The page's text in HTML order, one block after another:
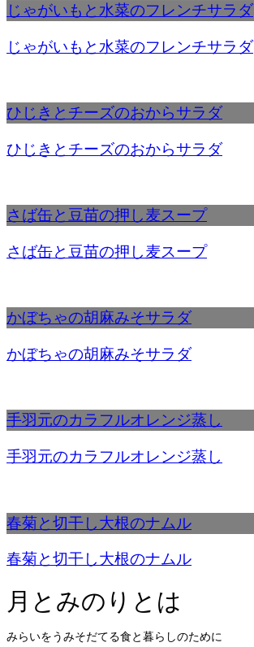
じゃがいもと水菜のフレンチサラダ
じゃがいもと水菜のフレンチサラダ
ひじきとチーズのおからサラダ
ひじきとチーズのおからサラダ
さば缶と豆苗の押し麦スープ
さば缶と豆苗の押し麦スープ
かぼちゃの胡麻みそサラダ
かぼちゃの胡麻みそサラダ
手羽元のカラフルオレンジ蒸し
手羽元のカラフルオレンジ蒸し
春菊と切干し大根のナムル
春菊と切干し大根のナムル
月とみのりとは
みらいをうみそだてる食と暮らしのために